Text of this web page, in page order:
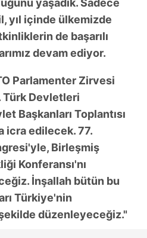
yaşadık. Sadece
yıl içinde ülkemizde
de başarılı
devam ediyor.
Parlamenter Zirvesi
Türk Devletleri
Başkanları Toplantısı
icra edilecek. 77.
Birleşmiş
Konferansı'nı
İnşallah bütün bu
Türkiye'nin
düzenleyeceğiz."